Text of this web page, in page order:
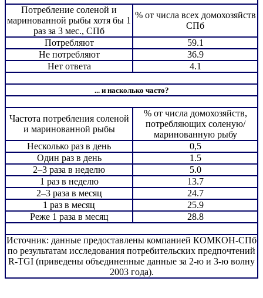
Потребление соленой и
маринованной рыбы хотя бы 1
раз за 3 мес., СПб
% от числа всех домохозяйств
СПб
Потребляют
59.1
Не потребляют
36.9
Нет ответа
4.1
... и насколько часто?
Частота потребления соленой
и маринованной рыбы
% от числа домохозяйств,
потребляющих соленую/
маринованную рыбу
Несколько раз в день
0,5
Один раз в день
1.5
2–3 раза в неделю
5.0
1 раз в неделю
13.7
2–3 раза в месяц
24.7
1 раз в месяц
25.9
Реже 1 раза в месяц
28.8
Источник: данные предоставлены компанией КОМКОН-СПб
по результатам исследования потребительских предпочтений
R-TGI (приведены объединенные данные за 2-ю и 3-ю волну
2003 года).